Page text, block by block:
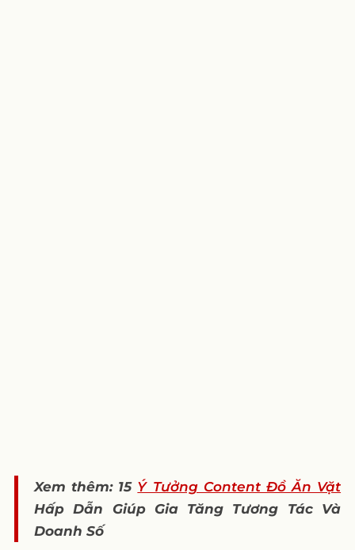
Xem thêm: 15 Ý Tưởng Content Đồ Ăn Vặt
Hấp Dẫn Giúp Gia Tăng Tương Tác Và
Doanh Số